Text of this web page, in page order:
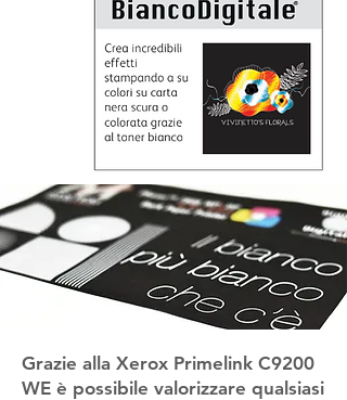
Grazie alla Xerox Primelink C9200
WE è possibile valorizzare qualsiasi